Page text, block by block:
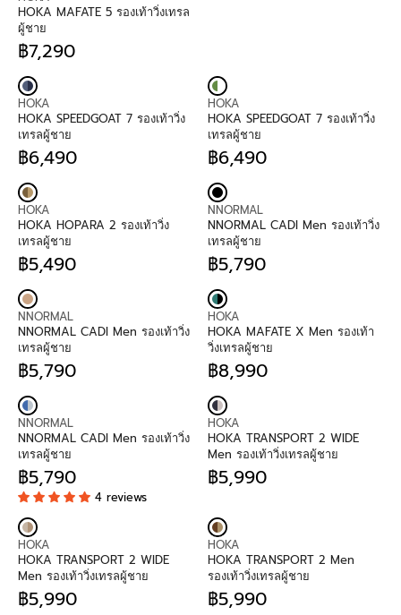
E
N
D
O
:
HOKA MAFATE 5 รองเท้าวิ่งเทรล
ผู้ชาย
R
G
U
L
A
R
P
I
C
E
฿
7
,
9
0
฿7,290
6
,
4
9
0
V
E
N
D
O
:
HOKA
HOKA SPEEDGOAT 7 รองเท้าวิ่ง
เทรลผู้ชาย
R
G
U
L
A
R
P
I
C
E
฿
6
,
9
0
฿6,490
V
E
N
D
O
:
HOKA
HOKA SPEEDGOAT 7 รองเท้าวิ่ง
เทรลผู้ชาย
R
G
U
L
A
R
P
I
C
E
฿
6
,
9
0
฿6,490
V
E
N
D
O
:
HOKA
HOKA HOPARA 2 รองเท้าวิ่ง
เทรลผู้ชาย
R
G
U
L
A
R
P
I
C
E
฿
5
,
4
0
฿5,490
V
E
N
D
O
:
NNORMAL
NNORMAL CADI Men รองเท้าวิ่ง
เทรลผู้ชาย
R
G
U
L
A
R
P
I
C
E
฿
5
,
0
฿5,790
V
E
N
D
O
:
NNORMAL
NNORMAL CADI Men รองเท้าวิ่ง
เทรลผู้ชาย
R
G
U
L
A
R
P
R
C
E
฿
5
,
7
฿5,790
V
E
N
D
O
:
HOKA
HOKA MAFATE X Men รองเท้า
วิ่งเทรลผู้ชาย
R
G
U
L
A
R
P
C
E
฿
8
,
9
฿8,990
V
E
N
D
O
R
NNORMAL
NNORMAL CADI Men รองเท้าวิ่ง
เทรลผู้ชาย
R
E
U
L
A
R
P
R
฿5,790
4 reviews
V
E
N
D
O
HOKA
HOKA TRANSPORT 2 WIDE
Men รองเท้าวิ่งเทรลผู้ชาย
R
U
L
A
R
P
R
฿5,990
V
E
N
D
O
HOKA
HOKA TRANSPORT 2 WIDE
Men รองเท้าวิ่งเทรลผู้ชาย
R
฿5,990
V
E
N
D
O
HOKA
HOKA TRANSPORT 2 Men
รองเท้าวิ่งเทรลผู้ชาย
R
฿5,990